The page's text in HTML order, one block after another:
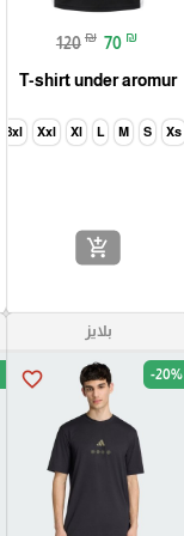
120 ₪ 70 ₪
T-shirt under aromur
Xs
S
M
L
Xl
Xxl
3xl
add_shopping_cart
بلايز
favorite_border -20%